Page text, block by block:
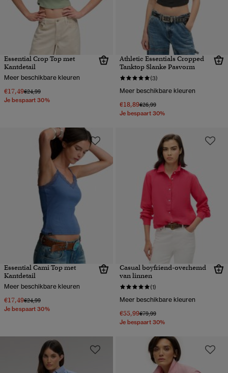
Essential Crop Top met
Kantdetail
Meer beschikbare kleuren
€17,49Prijs verlaagd van
€24,99naar
Je bespaart 30%
Athletic Essentials Cropped
Tanktop Slanke Pasvorm
(3)
Meer beschikbare kleuren
€18,89Prijs verlaagd van
€26,99naar
Je bespaart 30%
Essential Cami Top met
Kantdetail
Meer beschikbare kleuren
€17,49Prijs verlaagd van
€24,99naar
Je bespaart 30%
Casual boyfriend-overhemd
van linnen
(1)
Meer beschikbare kleuren
€55,99Prijs verlaagd van
€79,99naar
Je bespaart 30%